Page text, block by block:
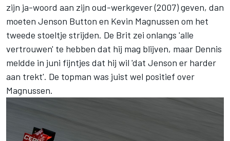
zijn ja-woord aan zijn oud-werkgever (2007) geven, dan
moeten Jenson Button en Kevin Magnussen om het
tweede stoeltje strijden. De Brit zei onlangs 'alle
vertrouwen' te hebben dat hij mag blijven, maar Dennis
meldde in juni fijntjes dat hij wil 'dat Jenson er harder
aan trekt'. De topman was juist wel positief over
Magnussen.